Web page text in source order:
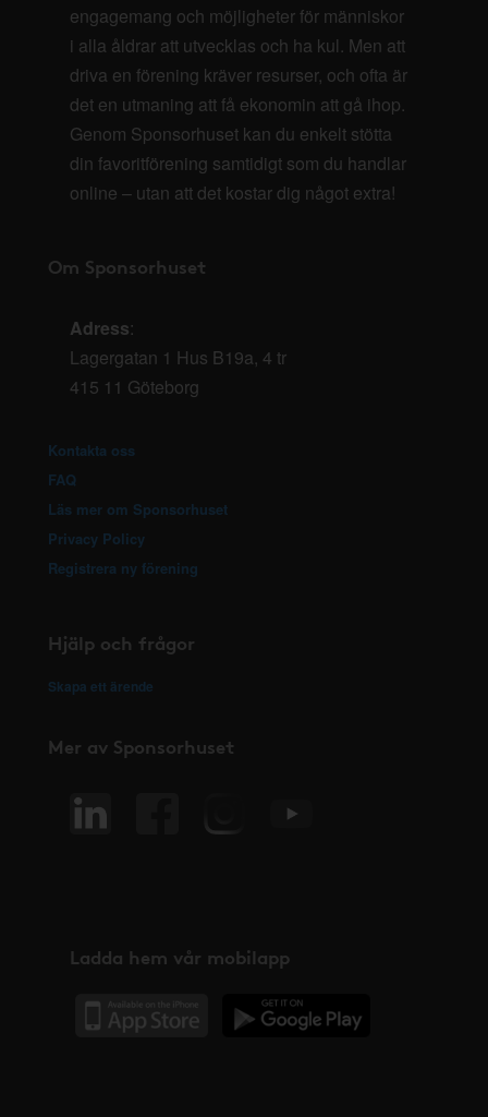
engagemang och möjligheter för människor
i alla åldrar att utvecklas och ha kul. Men att
driva en förening kräver resurser, och ofta är
det en utmaning att få ekonomin att gå ihop.
Genom Sponsorhuset kan du enkelt stötta
din favoritförening samtidigt som du handlar
online – utan att det kostar dig något extra!
Om Sponsorhuset
Adress:
Lagergatan 1 Hus B19a, 4 tr
415 11 Göteborg
Kontakta oss
FAQ
Läs mer om Sponsorhuset
Privacy Policy
Registrera ny förening
Hjälp och frågor
Skapa ett ärende
Mer av Sponsorhuset
Ladda hem vår mobilapp